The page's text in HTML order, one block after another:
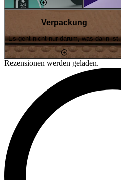
Verpackung
Es geht nicht nur darum, was darin ist.
Rezensionen werden geladen.